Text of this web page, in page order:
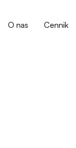
O nas Cennik